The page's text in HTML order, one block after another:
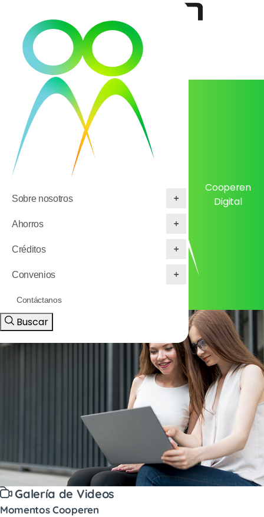
Cambiar la visibilidad del menú
Sobre nosotros
Ahorros
Créditos
Convenios
Contáctanos
Buscar
Cooperen
Digital
Galería de Videos
Momentos Cooperen